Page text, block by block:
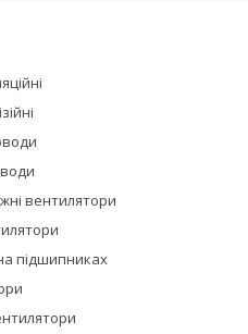
вентилятори
підшипниках